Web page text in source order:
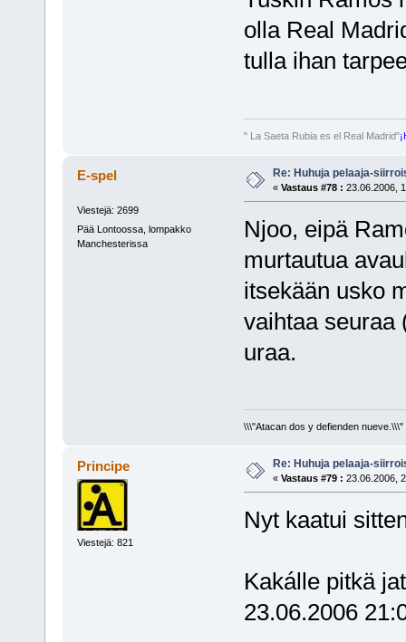
olla Real
tulla ihan
" La Saeta Rubia es el Real Madrid"
E-spel
Viestejä: 2699
Pää Lontoossa, lompakko
Manchesterissa
Re: Huhuja pelaaja-
« Vastaus #78 : 23.06.2006,
Njoo, eipä
murtautua
itsekään usko
vaihtaa seuraa
uraa.
\\\"Atacan dos y defienden nueve.\\\"
Principe
Viestejä: 821
Re: Huhuja pelaaja-
« Vastaus #79 : 23.06.2006,
Nyt kaatui
Kakálle pitkä
23.06.2006